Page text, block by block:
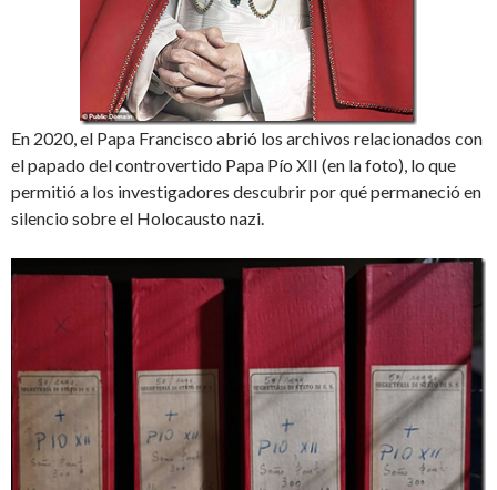
En 2020, el Papa Francisco abrió los archivos relacionados con
el papado del controvertido Papa Pío XII (en la foto), lo que
permitió a los investigadores descubrir por qué permaneció en
silencio sobre el Holocausto nazi.